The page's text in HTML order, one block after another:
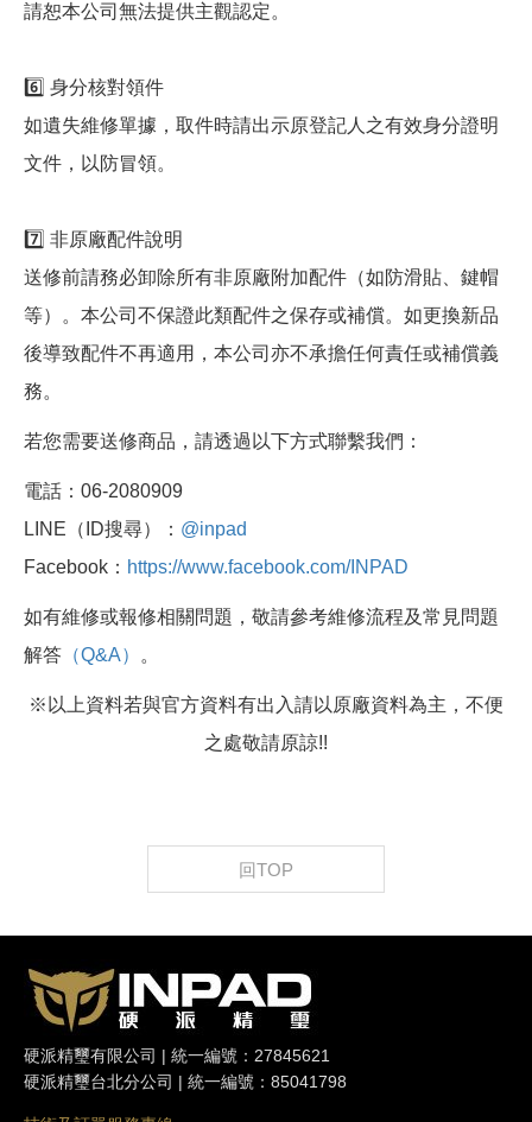
請恕本公司無法提供主觀認定。
6️⃣ 身分核對領件
如遺失維修單據，取件時請出示原登記人之有效身分證明
文件，以防冒領。
7️⃣ 非原廠配件說明
送修前請務必卸除所有非原廠附加配件（如防滑貼、鍵帽
等）。本公司不保證此類配件之保存或補償。如更換新品
後導致配件不再適用，本公司亦不承擔任何責任或補償義
務。
若您需要送修商品，請透過以下方式聯繫我們：
電話：06-2080909
LINE（ID搜尋）： @inpad
Facebook： https://www.facebook.com/INPAD
如有維修或報修相關問題，敬請參考維修流程及常見問題
解答 （Q&A） 。
※以上資料若與官方資料有出入請以原廠資料為主，不便
之處敬請原諒!!
回TOP
硬派精璽有限公司 | 統一編號：27845621
硬派精璽台北分公司 | 統一編號：85041798